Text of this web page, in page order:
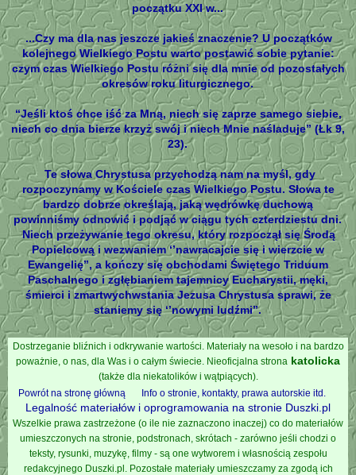
początku XXI w...
...Czy ma dla nas jeszcze jakieś znaczenie? U początków
kolejnego Wielkiego Postu warto postawić sobie pytanie:
czym czas Wielkiego Postu różni się dla mnie od pozostałych
okresów roku liturgicznego.
“Jeśli ktoś chce iść za Mną, niech się zaprze samego siebie,
niech co dnia bierze krzyż swój i niech Mnie naśladuje” (Łk 9,
23).
Te słowa Chrystusa przychodzą nam na myśl, gdy
rozpoczynamy w Kościele czas Wielkiego Postu. Słowa te
bardzo dobrze określają, jaką wędrówkę duchową
powinniśmy odnowić i podjąć w ciągu tych czterdziestu dni.
Niech przeżywanie tego okresu, który rozpoczął się Środą
Popielcową i wezwaniem ‘’nawracajcie się i wierzcie w
Ewangelię’’, a kończy się obchodami Świętego Triduum
Paschalnego i zgłębianiem tajemnicy Eucharystii, męki,
śmierci i zmartwychwstania Jezusa Chrystusa sprawi, że
staniemy się ‘’nowymi ludźmi’’.
Dostrzeganie bliźnich i odkrywanie wartości. Materiały na wesoło i na bardzo
poważnie, o nas, dla Was i o całym świecie. Nieoficjalna strona katolicka
(także dla niekatolików i wątpiących).
Powrót na stronę główną
Info o stronie, kontakty, prawa autorskie itd.
Legalność materiałów i oprogramowania na stronie Duszki.pl
Wszelkie prawa zastrzeżone (o ile nie zaznaczono inaczej) co do materiałów
umieszczonych na stronie, podstronach, skrótach - zarówno jeśli chodzi o
teksty, rysunki, muzykę, filmy - są one wytworem i własnością zespołu
redakcyjnego Duszki.pl. Pozostałe materiały umieszczamy za zgodą ich